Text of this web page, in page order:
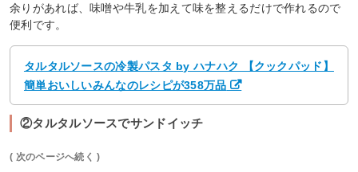
余りがあれば、味噌や牛乳を加えて味を整えるだけで作れるので
便利です。
タルタルソースの冷製パスタ by ハナハク 【クックパッド】
簡単おいしいみんなのレシピが358万品
②タルタルソースでサンドイッチ
( 次のページへ続く )